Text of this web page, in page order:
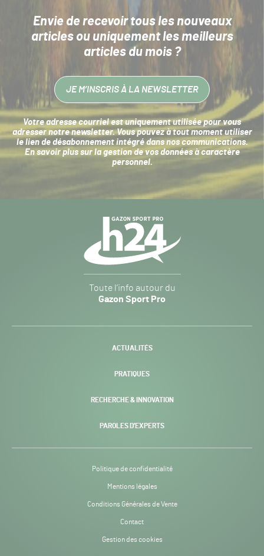
Envie de recevoir tous les nouveaux
articlesou uniquement les meilleurs
articles du mois ?
JE M’INSCRIS À LA NEWSLETTER
Votre adresse courriel est uniquement utilisée pour vous
adresser notre newsletter. Vous pouvez à tout moment utiliser
le lien de désabonnement intégré dans nos communications.
En savoir plus sur la gestion de vos données à caractère
personnel.
Sport
Pro
-
Toute l’info autour du
Gazon Sport Pro
ACTUALITÉS
PRATIQUES
RECHERCHE & INNOVATION
PAROLES D’EXPERTS
Politique de confidentialité
Mentions légales
Conditions Générales de Vente
Contact
Gestion des cookies